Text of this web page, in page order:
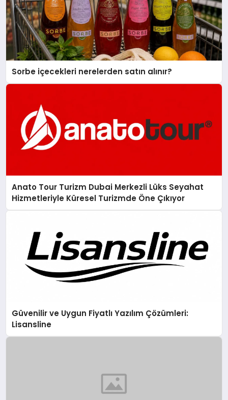
Sorbe içecekleri nerelerden satın alınır?
Anato Tour Turizm Dubai Merkezli Lüks Seyahat
Hizmetleriyle Küresel Turizmde Öne Çıkıyor
Güvenilir ve Uygun Fiyatlı Yazılım Çözümleri:
Lisansline